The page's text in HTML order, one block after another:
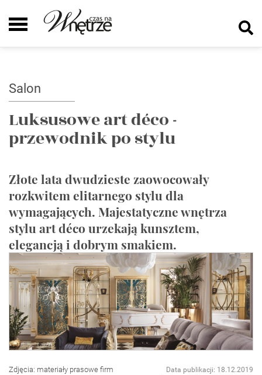
Salon
Luksusowe art déco -
przewodnik po stylu
Złote lata dwudzieste zaowocowały
rozkwitem elitarnego stylu dla
wymagających. Majestatyczne wnętrza
stylu art déco urzekają kunsztem,
elegancją i dobrym smakiem.
Zdjęcia: materiały prasowe firm
Data publikacji: 18.12.2019